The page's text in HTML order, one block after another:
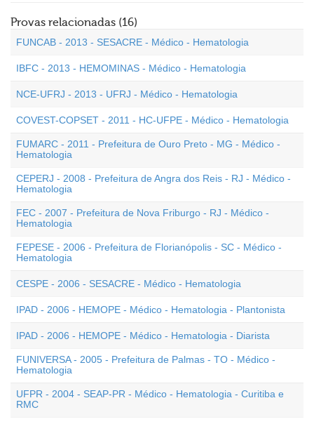
Provas relacionadas (16)
FUNCAB - 2013 - SESACRE - Médico - Hematologia
IBFC - 2013 - HEMOMINAS - Médico - Hematologia
NCE-UFRJ - 2013 - UFRJ - Médico - Hematologia
COVEST-COPSET - 2011 - HC-UFPE - Médico - Hematologia
FUMARC - 2011 - Prefeitura de Ouro Preto - MG - Médico -
Hematologia
CEPERJ - 2008 - Prefeitura de Angra dos Reis - RJ - Médico -
Hematologia
FEC - 2007 - Prefeitura de Nova Friburgo - RJ - Médico -
Hematologia
FEPESE - 2006 - Prefeitura de Florianópolis - SC - Médico -
Hematologia
CESPE - 2006 - SESACRE - Médico - Hematologia
IPAD - 2006 - HEMOPE - Médico - Hematologia - Plantonista
IPAD - 2006 - HEMOPE - Médico - Hematologia - Diarista
FUNIVERSA - 2005 - Prefeitura de Palmas - TO - Médico -
Hematologia
UFPR - 2004 - SEAP-PR - Médico - Hematologia - Curitiba e
RMC